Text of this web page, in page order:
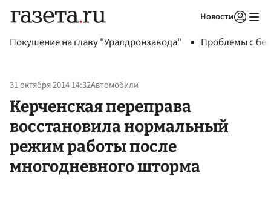
Новости
Покушение на главу "Уралдронзавода" Проблемы с
31 октября 2014 14:32Автомобили
Керченская переправа
восстановила нормальный
режим работы после
многодневного шторма